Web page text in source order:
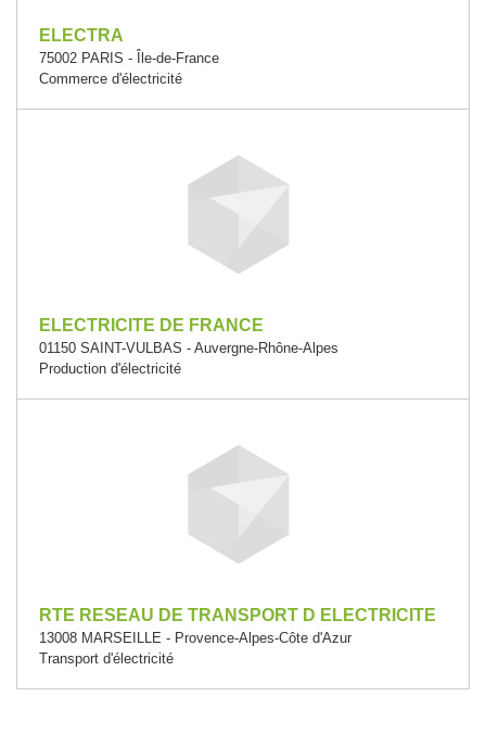
ELECTRA
75002 PARIS - Île-de-France
Commerce d'électricité
ELECTRICITE DE FRANCE
01150 SAINT-VULBAS - Auvergne-Rhône-Alpes
Production d'électricité
RTE RESEAU DE TRANSPORT D ELECTRICITE
13008 MARSEILLE - Provence-Alpes-Côte d'Azur
Transport d'électricité